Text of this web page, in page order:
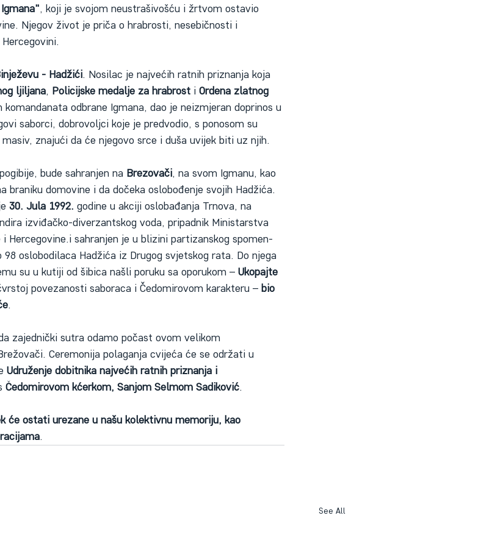
, koji je svojom neustrašivošću i žrtvom ostavio
Njegov život je priča o hrabrosti, nesebičnosti i
- Hadžići. Nosilac je najvećih ratnih priznanja koja
ljiljana, Policijske medalje za hrabrost i Ordena zlatnog
komandanata odbrane Igmana, dao je neizmjeran doprinos u
saborci, dobrovoljci koje je predvodio, s ponosom su
znajući da će njegovo srce i duša uvijek biti uz njih.
bude sahranjen na Brezovači, na svom Igmanu, kao
braniku domovine i da dočeka oslobođenje svojih Hadžića.
30. Jula 1992. godine u akciji oslobađanja Trnova, na
izviđačko-diverzantskog voda, pripadnik Ministarstva
Hercegovine.i sahranjen je u blizini partizanskog spomen-
oslobodilaca Hadžića iz Drugog svjetskog rata. Do njega
su u kutiji od šibica našli poruku sa oporukom – Ukopajte
povezanosti saboraca i Čedomirovom karakteru – bio
.
zajednički sutra odamo počast ovom velikom
Ceremonija polaganja cvijeća će se održati u
Udruženje dobitnika najvećih ratnih priznanja i
Čedomirovom kćerkom, Sanjom Selmom Sadiković.
će ostati urezane u našu kolektivnu memoriju, kao
.
See All